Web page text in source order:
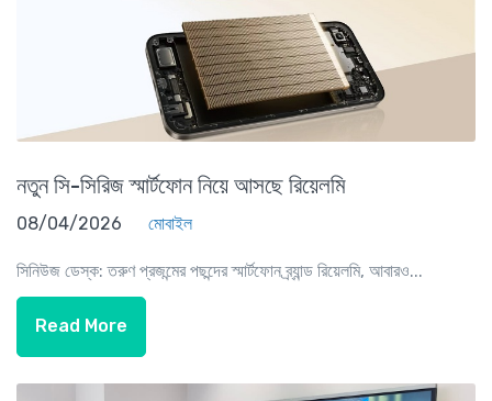
নতুন সি-সিরিজ স্মার্টফোন নিয়ে আসছে রিয়েলমি
08/04/2026 মোবাইল
সিনিউজ ডেস্ক: তরুণ প্রজন্মের পছন্দের স্মার্টফোন ব্র্যান্ড রিয়েলমি, আবারও...
Read More